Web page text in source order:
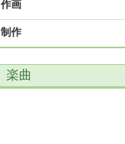
作画
制作
楽曲